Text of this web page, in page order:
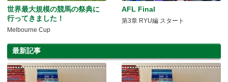
世界最大規模の競馬の祭典に
行ってきました！
Melbourne Cup
AFL Final
第3章 RYU編 スタート
最新記事